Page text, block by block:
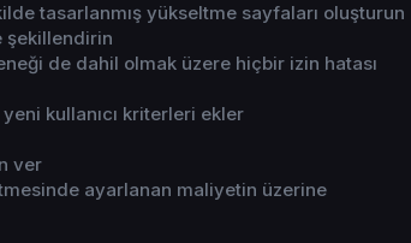
tasarlanmış yükseltme sayfaları oluşturun
şekillendirin
de dahil olmak üzere hiçbir izin hatası
kullanıcı kriterleri ekler
ver
ayarlanan maliyetin üzerine